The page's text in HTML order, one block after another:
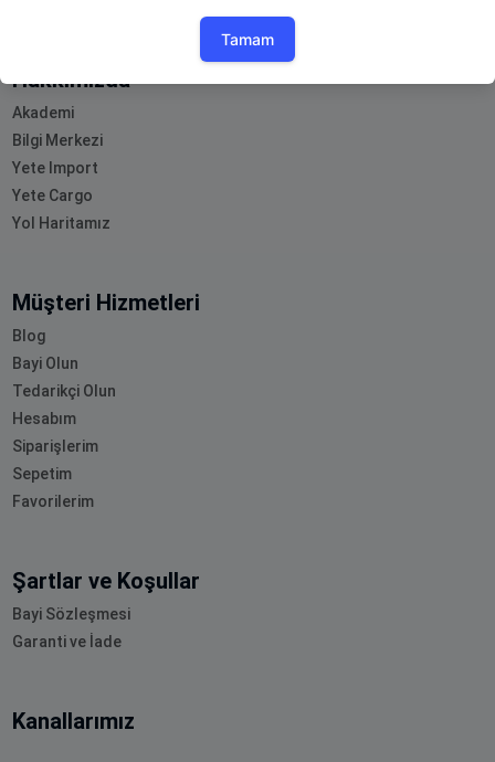
Google Play
Hakkımızda
Akademi
Bilgi Merkezi
Yete Import
Yete Cargo
Yol Haritamız
Müşteri Hizmetleri
Blog
Bayi Olun
Tedarikçi Olun
Hesabım
Siparişlerim
Sepetim
Favorilerim
Şartlar ve Koşullar
Bayi Sözleşmesi
Garanti ve İade
Kanallarımız